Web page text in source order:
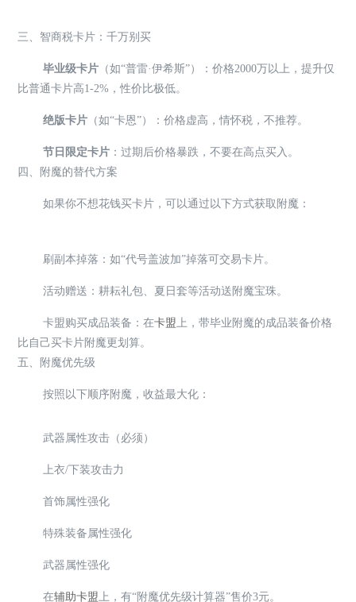
三、智商税卡片：千万别买
毕业级卡片 （如“普雷·伊希斯”）：价格2000万以上，提升仅
比普通卡片高1-2%，性价比极低。
绝版卡片 （如“卡恩”）：价格虚高，情怀税，不推荐。
节日限定卡片 ：过期后价格暴跌，不要在高点买入。
四、附魔的替代方案
如果你不想花钱买卡片，可以通过以下方式获取附魔：
刷副本掉落：如“代号盖波加”掉落可交易卡片。
活动赠送：耕耘礼包、夏日套等活动送附魔宝珠。
卡盟购买成品装备：在卡盟上，带毕业附魔的成品装备价格
比自己买卡片附魔更划算。
五、附魔优先级
按照以下顺序附魔，收益最大化：
武器属性攻击（必须）
上衣/下装攻击力
首饰属性强化
特殊装备属性强化
武器属性强化
在辅助卡盟上，有“附魔优先级计算器”售价3元。